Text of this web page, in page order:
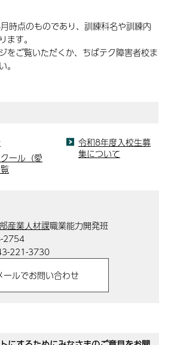
時点のものであり、訓練科名や訓練内
ます。
をご覧いただくか、ちばテク障害者校ま
。
ール（愛
令和8年度入校生募
集について
産業人材課職業能力開発班
2754
221-3730